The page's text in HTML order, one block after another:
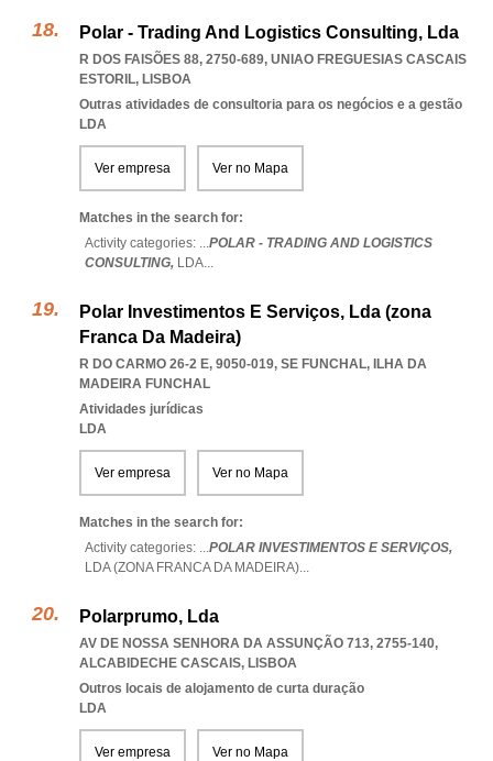
Polar - Trading And Logistics Consulting, Lda
R DOS FAISÕES 88, 2750-689, UNIAO FREGUESIAS CASCAIS
ESTORIL, LISBOA
Outras atividades de consultoria para os negócios e a gestão
LDA
Ver empresa Ver no Mapa
Matches in the search for:
Activity categories: ...POLAR - TRADING AND LOGISTICS
CONSULTING, LDA...
Polar Investimentos E Serviços, Lda (zona
Franca Da Madeira)
R DO CARMO 26-2 E, 9050-019, SE FUNCHAL, ILHA DA
MADEIRA FUNCHAL
Atividades jurídicas
LDA
Ver empresa Ver no Mapa
Matches in the search for:
Activity categories: ...POLAR INVESTIMENTOS E SERVIÇOS,
LDA (ZONA FRANCA DA MADEIRA)...
Polarprumo, Lda
AV DE NOSSA SENHORA DA ASSUNÇÃO 713, 2755-140,
ALCABIDECHE CASCAIS, LISBOA
Outros locais de alojamento de curta duração
LDA
Ver empresa Ver no Mapa